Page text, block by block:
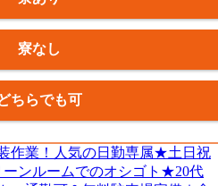
寮なし
ちらでも可